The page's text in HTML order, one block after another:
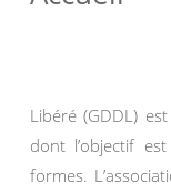
Libéré (GDDL)
dont l’objectif
formes.